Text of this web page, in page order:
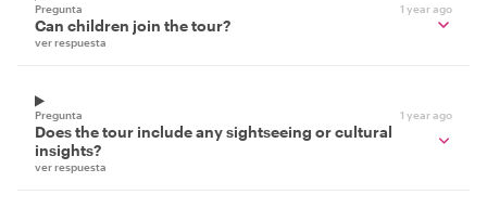
Pregunta 1 year ago
Can children join the tour?
ver respuesta
Pregunta 1 year ago
Does the tour include any sightseeing or cultural
insights?
ver respuesta